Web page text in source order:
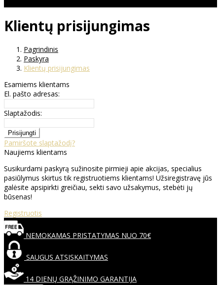
Klientų prisijungimas
Pagrindinis
Paskyra
Klientų prisijungimas
Esamiems klientams
El. pašto adresas:
Slaptažodis:
Pamiršote slaptažodį?
Naujiems klientams
Susikurdami paskyrą sužinosite pirmieji apie akcijas, specialius
pasiūlymus skirtus tik registruotiems klientams! Užsiregistravę jūs
galėsite apsipirkti greičiau, sekti savo užsakymus, stebėti jų
būsenas!
Registruotis
NEMOKAMAS PRISTATYMAS NUO 70€
SAUGUS ATSISKAITYMAS
14 DIENŲ GRĄŽINIMO GARANTIJA